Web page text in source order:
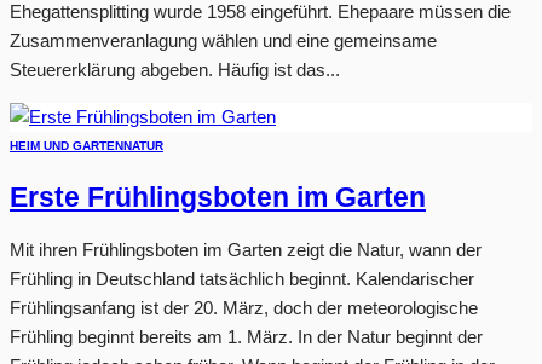
Ehegattensplitting wurde 1958 eingeführt. Ehepaare müssen die
Zusammenveranlagung wählen und eine gemeinsame
Steuererklärung abgeben. Häufig ist das...
HEIM UND GARTEN NATUR
Erste Frühlingsboten im Garten
Mit ihren Frühlingsboten im Garten zeigt die Natur, wann der
Frühling in Deutschland tatsächlich beginnt. Kalendarischer
Frühlingsanfang ist der 20. März, doch der meteorologische
Frühling beginnt bereits am 1. März. In der Natur beginnt der